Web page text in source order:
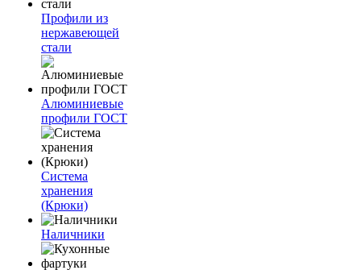
Профили из
нержавеющей
стали
Алюминиевые
профили ГОСТ
Система
хранения
(Крюки)
Наличники